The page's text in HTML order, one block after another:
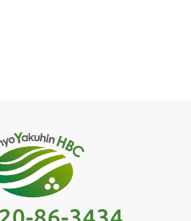
しやすい設計。
、シンプルに。
め